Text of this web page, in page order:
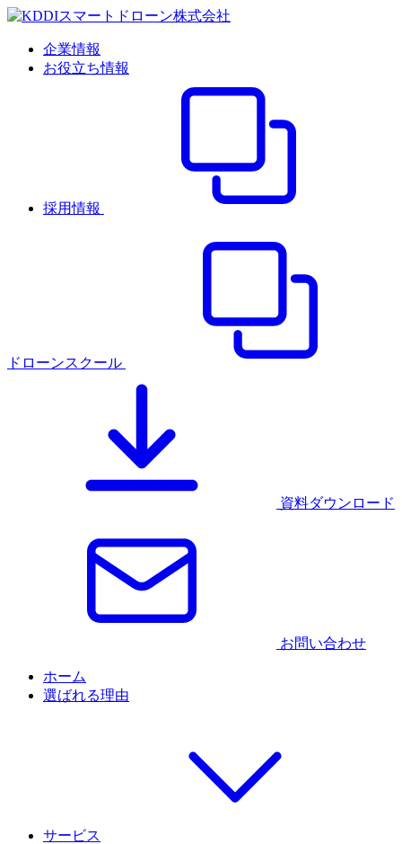
企業情報
お役立ち情報
採用情報
ドローンスクール
資料ダウンロード
お問い合わせ
ホーム
選ばれる理由
サービス